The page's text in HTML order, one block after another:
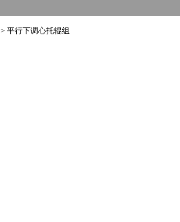
> 平行下调心托辊组